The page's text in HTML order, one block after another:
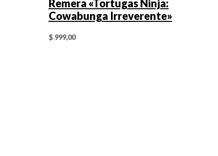
Remera «Tortugas Ninja:
Cowabunga Irreverente»
$999,00